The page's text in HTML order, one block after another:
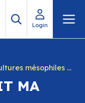
Login
mésophiles homofermentaires
MA